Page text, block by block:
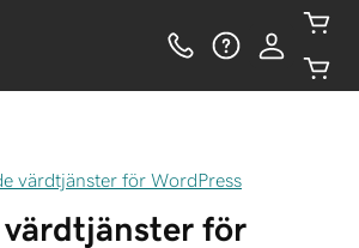
värdtjänster för WordPress
värdtjänster för